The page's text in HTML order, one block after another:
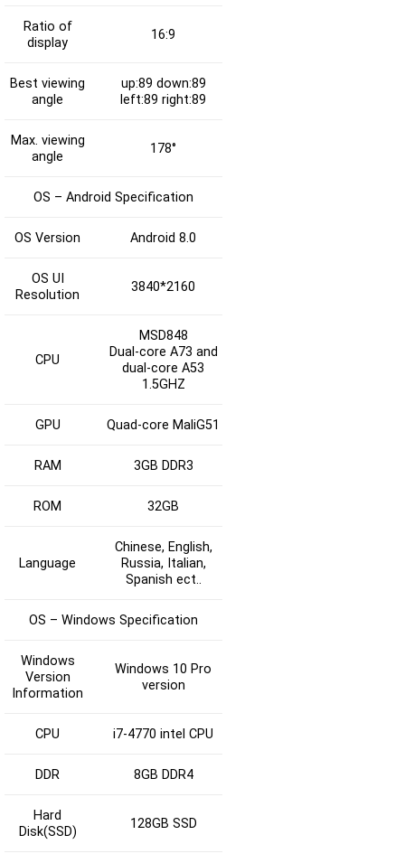
Ratio of
display
16:9
Best viewing
angle
up:89 down:89
left:89 right:89
Max. viewing
angle
178°
OS – Android Specification
OS Version Android 8.0
OS UI
Resolution
3840*2160
CPU
MSD848
Dual-core A73 and
dual-core A53
1.5GHZ
GPU Quad-core MaliG51
RAM 3GB DDR3
ROM 32GB
Language
Chinese, English,
Russia, Italian,
Spanish ect..
OS – Windows Specification
Windows
Version
Information
Windows 10 Pro
version
CPU i7-4770 intel CPU
DDR 8GB DDR4
Hard
Disk(SSD)
128GB SSD